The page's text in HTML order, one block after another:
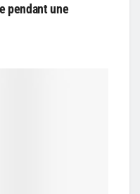
pendant une